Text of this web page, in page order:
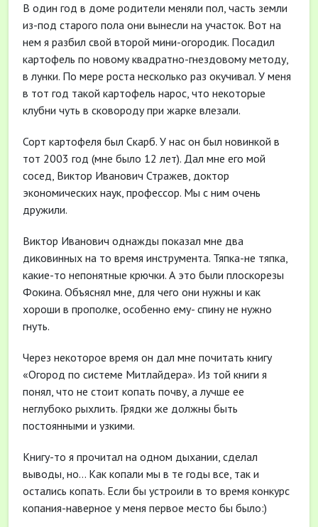
В один год в доме родители меняли пол, часть земли
из-под старого пола они вынесли на участок. Вот на
нем я разбил свой второй мини-огородик. Посадил
картофель по новому квадратно-гнездовому методу,
в лунки. По мере роста несколько раз окучивал. У меня
в тот год такой картофель нарос, что некоторые
клубни чуть в сковороду при жарке влезали.
Сорт картофеля был Скарб. У нас он был новинкой в
тот 2003 год (мне было 12 лет). Дал мне его мой
сосед, Виктор Иванович Стражев, доктор
экономических наук, профессор. Мы с ним очень
дружили.
Виктор Иванович однажды показал мне два
диковинных на то время инструмента. Тяпка-не тяпка,
какие-то непонятные крючки. А это были плоскорезы
Фокина. Объяснял мне, для чего они нужны и как
хороши в прополке, особенно ему- спину не нужно
гнуть.
Через некоторое время он дал мне почитать книгу
«Огород по системе Митлайдера». Из той книги я
понял, что не стоит копать почву, а лучше ее
неглубоко рыхлить. Грядки же должны быть
постоянными и узкими.
Книгу-то я прочитал на одном дыхании, сделал
выводы, но… Как копали мы в те годы все, так и
остались копать. Если бы устроили в то время конкурс
копания-наверное у меня первое место бы было:)